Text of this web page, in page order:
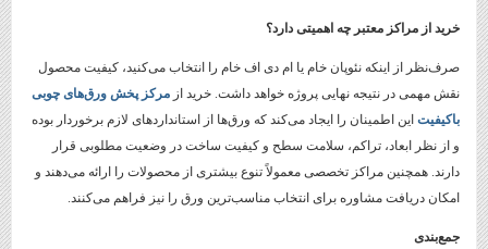
خرید از مراکز معتبر چه اهمیتی دارد؟
صرف‌نظر از اینکه نئوپان خام یا ام دی اف خام را انتخاب می‌کنید، کیفیت محصول
نقش مهمی در نتیجه نهایی پروژه خواهد داشت. خرید از مرکز پخش ورق‌های چوبی
باکیفیت این اطمینان را ایجاد می‌کند که ورق‌ها از استانداردهای لازم برخوردار بوده
و از نظر ابعاد، تراکم، سلامت سطح و کیفیت ساخت در وضعیت مطلوبی قرار
دارند. همچنین مراکز تخصصی معمولاً تنوع بیشتری از محصولات را ارائه می‌دهند و
امکان دریافت مشاوره برای انتخاب مناسب‌ترین ورق را نیز فراهم می‌کنند.
جمع‌بندی